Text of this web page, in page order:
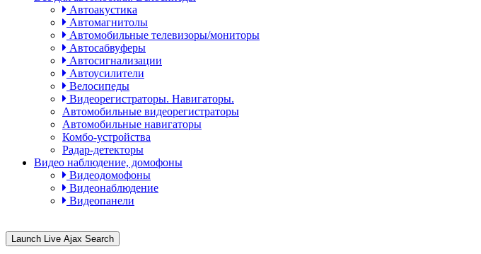
Автоакустика
Автомагнитолы
Автомобильные телевизоры/мониторы
Автосабвуферы
Автосигнализации
Автоусилители
Велосипеды
Видеорегистраторы. Навигаторы.
Автомобильные видеорегистраторы
Автомобильные навигаторы
Комбо-устройства
Радар-детекторы
Видео наблюдение, домофоны
Видеодомофоны
Видеонаблюдение
Видеопанели
Launch Live Ajax Search